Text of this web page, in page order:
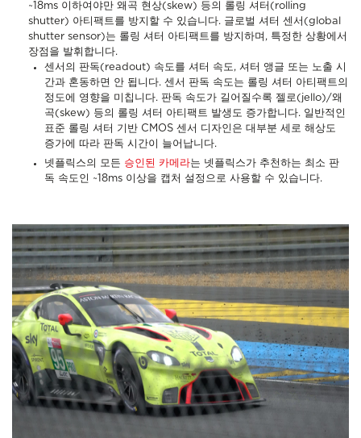
~18ms 이하여야만 왜곡 현상(skew) 등의 롤링 셔터(rolling
shutter) 아티팩트를 방지할 수 있습니다. 글로벌 셔터 센서(global
shutter sensor)는 롤링 셔터 아티팩트를 방지하며, 특정한 상황에서
장점을 발휘합니다.
센서의 판독(readout) 속도를 셔터 속도, 셔터 앵글 또는 노출 시
간과 혼동하면 안 됩니다. 센서 판독 속도는 롤링 셔터 아티팩트의
정도에 영향을 미칩니다. 판독 속도가 길어질수록 젤로(jello)/왜
곡(skew) 등의 롤링 셔터 아티팩트 발생도 증가합니다. 일반적인
표준 롤링 셔터 기반 CMOS 센서 디자인은 대부분 세로 해상도
증가에 따라 판독 시간이 늘어납니다.
넷플릭스의 모든 승인된 카메라는 넷플릭스가 추천하는 최소 판
독 속도인 ~18ms 이상을 캡처 설정으로 사용할 수 있습니다.